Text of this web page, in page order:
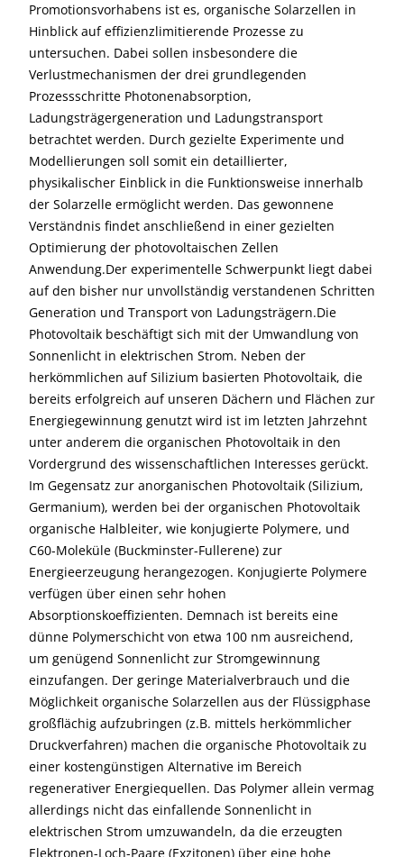
Promotionsvorhabens ist es, organische Solarzellen in
Hinblick auf effizienzlimitierende Prozesse zu
untersuchen. Dabei sollen insbesondere die
Verlustmechanismen der drei grundlegenden
Prozessschritte Photonenabsorption,
Ladungsträgergeneration und Ladungstransport
betrachtet werden. Durch gezielte Experimente und
Modellierungen soll somit ein detaillierter,
physikalischer Einblick in die Funktionsweise innerhalb
der Solarzelle ermöglicht werden. Das gewonnene
Verständnis findet anschließend in einer gezielten
Optimierung der photovoltaischen Zellen
Anwendung.Der experimentelle Schwerpunkt liegt dabei
auf den bisher nur unvollständig verstandenen Schritten
Generation und Transport von Ladungsträgern.Die
Photovoltaik beschäftigt sich mit der Umwandlung von
Sonnenlicht in elektrischen Strom. Neben der
herkömmlichen auf Silizium basierten Photovoltaik, die
bereits erfolgreich auf unseren Dächern und Flächen zur
Energiegewinnung genutzt wird ist im letzten Jahrzehnt
unter anderem die organischen Photovoltaik in den
Vordergrund des wissenschaftlichen Interesses gerückt.
Im Gegensatz zur anorganischen Photovoltaik (Silizium,
Germanium), werden bei der organischen Photovoltaik
organische Halbleiter, wie konjugierte Polymere, und
C60-Moleküle (Buckminster-Fullerene) zur
Energieerzeugung herangezogen. Konjugierte Polymere
verfügen über einen sehr hohen
Absorptionskoeffizienten. Demnach ist bereits eine
dünne Polymerschicht von etwa 100 nm ausreichend,
um genügend Sonnenlicht zur Stromgewinnung
einzufangen. Der geringe Materialverbrauch und die
Möglichkeit organische Solarzellen aus der Flüssigphase
großflächig aufzubringen (z.B. mittels herkömmlicher
Druckverfahren) machen die organische Photovoltaik zu
einer kostengünstigen Alternative im Bereich
regenerativer Energiequellen. Das Polymer allein vermag
allerdings nicht das einfallende Sonnenlicht in
elektrischen Strom umzuwandeln, da die erzeugten
Elektronen-Loch-Paare (Exzitonen) über eine hohe